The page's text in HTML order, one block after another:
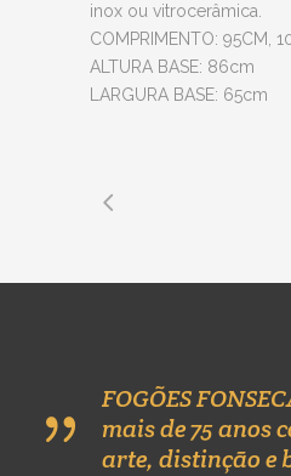
inox ou vitrocerâmica.
COMPRIMENTO: 95CM,
ALTURA BASE: 86cm
LARGURA BASE: 65cm
FOGÕES
mais de 75 anos
arte, distinção e